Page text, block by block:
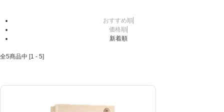
おすすめ順
価格順
新着順
全5商品中 [1 - 5]